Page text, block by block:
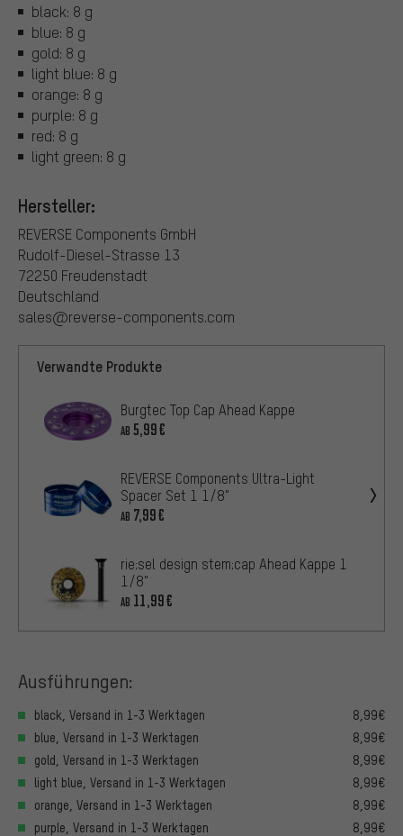
black: 8 g
blue: 8 g
gold: 8 g
light blue: 8 g
orange: 8 g
purple: 8 g
red: 8 g
light green: 8 g
Hersteller:
REVERSE Components GmbH
Rudolf-Diesel-Strasse 13
72250 Freudenstadt
Deutschland
sales@reverse-components.com
Verwandte Produkte
Burgtec Top Cap Ahead Kappe
AB 5,99€
REVERSE Components Ultra-Light
Spacer Set 1 1/8"
AB 7,99€
rie:sel design stem:cap Ahead Kappe 1
1/8"
AB 11,99€
Ausführungen:
black, Versand in 1-3 Werktagen
8,99€
blue, Versand in 1-3 Werktagen
8,99€
gold, Versand in 1-3 Werktagen
8,99€
light blue, Versand in 1-3 Werktagen
8,99€
orange, Versand in 1-3 Werktagen
8,99€
purple, Versand in 1-3 Werktagen
8,99€